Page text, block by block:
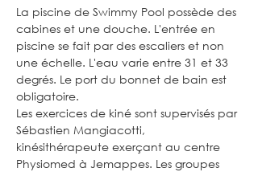
La piscine de Swimmy Pool possède des
cabines et une douche. L'entrée en
piscine se fait par des escaliers et non
une échelle. L'eau varie entre 31 et 33
degrés. Le port du bonnet de bain est
obligatoire.
Les exercices de kiné sont supervisés par
Sébastien Mangiacotti,
kinésithérapeute exerçant au centre
Physiomed à Jemappes. Les groupes